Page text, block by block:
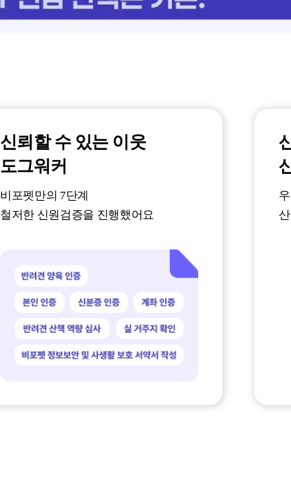
신뢰할 수 있는 이웃
도그워커
비포펫만의 7단계
철저한 신원검증을 진행했어요